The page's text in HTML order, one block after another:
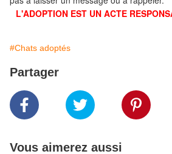
L'ADOPTION EST UN ACTE
#Chats adoptés
Partager
Vous aimerez aussi